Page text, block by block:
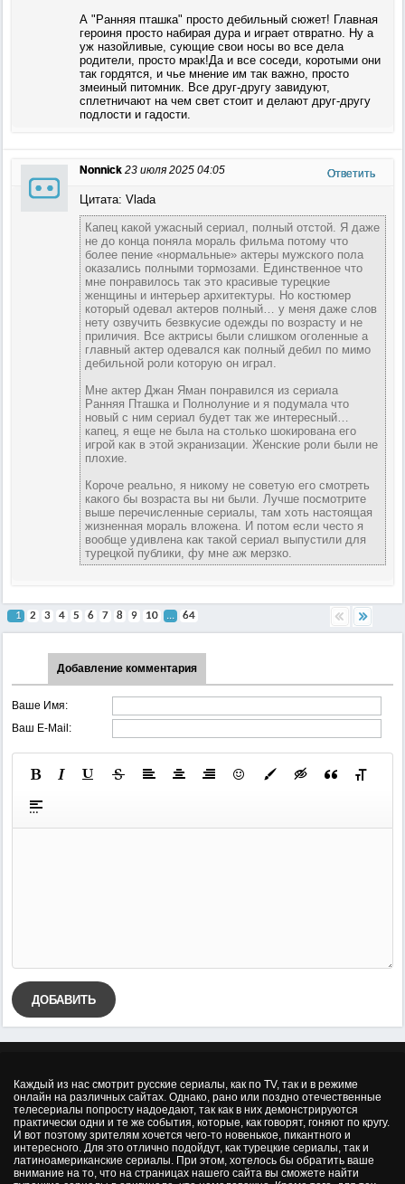
А "Ранняя пташка" просто дебильный сюжет! Главная
героиня просто набирая дура и играет отвратно. Ну а
уж назойливые, сующие свои носы во все дела
родители, просто мрак!Да и все соседи, коротыми они
так гордятся, и чье мнение им так важно, просто
змеиный питомник. Все друг-другу завидуют,
сплетничают на чем свет стоит и делают друг-другу
подлости и гадости.
Nonnick 23 июля 2025 04:05 Ответить
Цитата: Vlada
Капец какой ужасный сериал, полный отстой. Я даже
не до конца поняла мораль фильма потому что
более пение «нормальные» актеры мужского пола
оказались полными тормозами. Единственное что
мне понравилось так это красивые турецкие
женщины и интерьер архитектуры. Но костюмер
который одевал актеров полный… у меня даже слов
нету озвучить безвкусие одежды по возрасту и не
приличия. Все актрисы были слишком оголенные а
главный актер одевался как полный дебил по мимо
дебильной роли которую он играл.
Мне актер Джан Яман понравился из сериала
Ранняя Пташка и Полнолуние и я подумала что
новый с ним сериал будет так же интересный…
капец, я еще не была на столько шокирована его
игрой как в этой экранизации. Женские роли были не
плохие.
Короче реально, я никому не советую его смотреть
какого бы возраста вы ни были. Лучше посмотрите
выше перечисленные сериалы, там хоть настоящая
жизненная мораль вложена. И потом если често я
вообще удивлена как такой сериал выпустили для
турецкой публики, фу мне аж мерзко.
1 2 3 4 5 6 7 8 9 10 ... 64
Добавление комментария
Ваше Имя:
Ваш E-Mail:
ДОБАВИТЬ
Каждый из нас смотрит русские сериалы, как по TV, так и в режиме
онлайн на различных сайтах. Однако, рано или поздно отечественные
телесериалы попросту надоедают, так как в них демонстрируются
практически одни и те же события, которые, как говорят, гоняют по кругу.
И вот поэтому зрителям хочется чего-то новенькое, пикантного и
интересного. Для это отлично подойдут, как турецкие сериалы, так и
латиноамериканские сериалы. При этом, хотелось бы обратить ваше
внимание на то, что на страницах нашего сайта вы сможете найти